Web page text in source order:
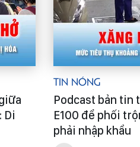
Di
Tin Nóng
Podcast bản tin
E100 để phối
phải nhập khẩu